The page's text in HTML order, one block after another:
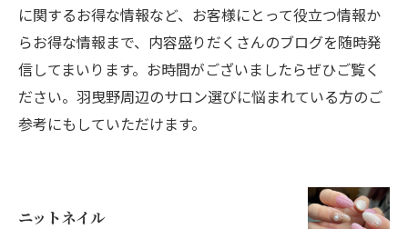
に関するお得な情報など、お客様にとって役立つ情報か
らお得な情報まで、内容盛りだくさんのブログを随時発
信してまいります。お時間がございましたらぜひご覧く
ださい。羽曳野周辺のサロン選びに悩まれている方のご
参考にもしていただけます。
ニットネイル